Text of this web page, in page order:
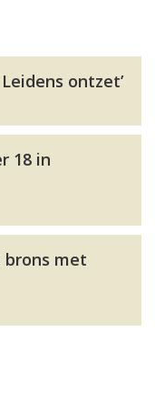
ontzet’
18 in
brons met